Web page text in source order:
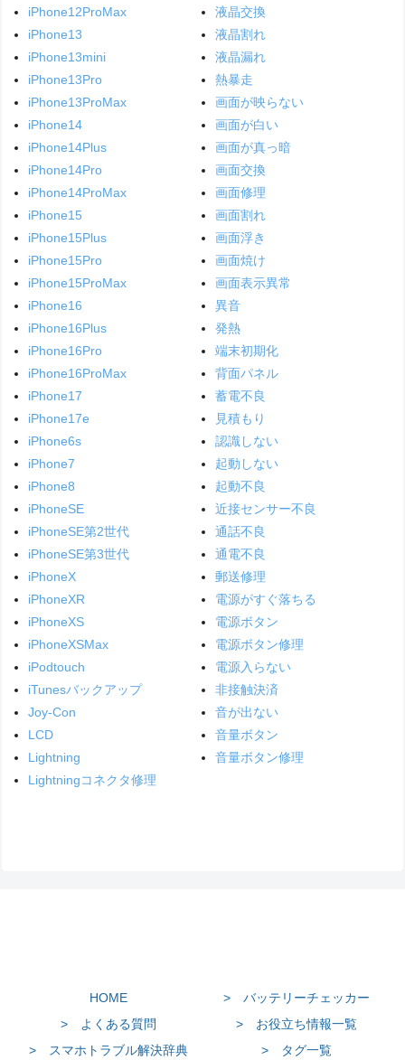
iPhone12ProMax
iPhone13
iPhone13mini
iPhone13Pro
iPhone13ProMax
iPhone14
iPhone14Plus
iPhone14Pro
iPhone14ProMax
iPhone15
iPhone15Plus
iPhone15Pro
iPhone15ProMax
iPhone16
iPhone16Plus
iPhone16Pro
iPhone16ProMax
iPhone17
iPhone17e
iPhone6s
iPhone7
iPhone8
iPhoneSE
iPhoneSE第2世代
iPhoneSE第3世代
iPhoneX
iPhoneXR
iPhoneXS
iPhoneXSMax
iPodtouch
iTunesバックアップ
Joy-Con
LCD
Lightning
Lightningコネクタ修理
液晶交換
液晶割れ
液晶漏れ
熱暴走
画面が映らない
画面が白い
画面が真っ暗
画面交換
画面修理
画面割れ
画面浮き
画面焼け
画面表示異常
異音
発熱
端末初期化
背面パネル
蓄電不良
見積もり
認識しない
起動しない
起動不良
近接センサー不良
通話不良
通電不良
郵送修理
電源がすぐ落ちる
電源ボタン
電源ボタン修理
電源入らない
非接触決済
音が出ない
音量ボタン
音量ボタン修理
HOME
> バッテリーチェッカー
> よくある質問
> お役立ち情報一覧
> スマホトラブル解決辞典
> タグ一覧